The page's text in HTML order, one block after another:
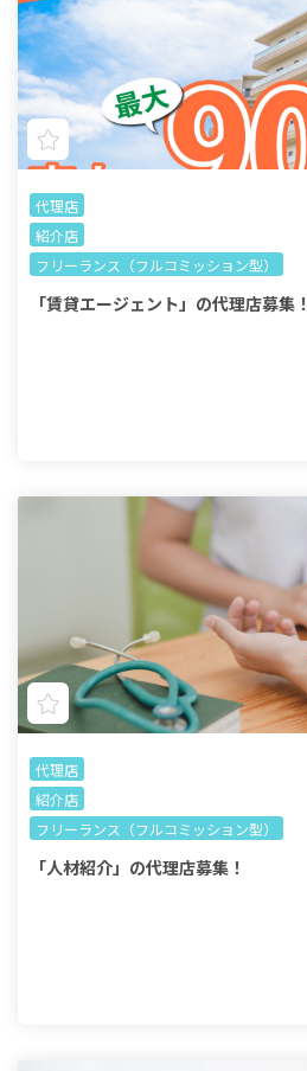
代理店
紹介店
フリーランス（フルコミッション型）
「賃貸エージェント」の代理店募集！
代理店
紹介店
フリーランス（フルコミッション型）
「人材紹介」の代理店募集！